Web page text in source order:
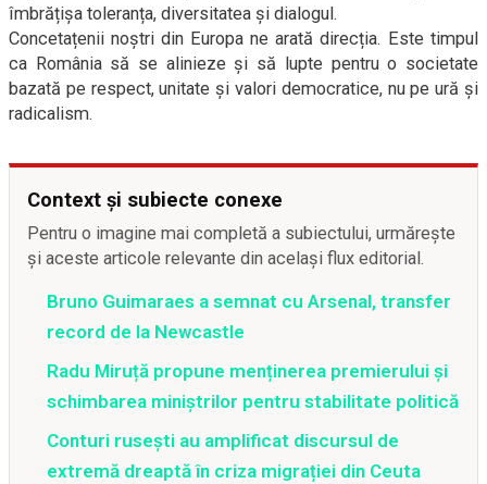
îmbrățișa toleranța, diversitatea și dialogul.
Concetațenii noștri din Europa ne arată direcția. Este timpul
ca România să se alinieze și să lupte pentru o societate
bazată pe respect, unitate și valori democratice, nu pe ură și
radicalism.
Context și subiecte conexe
Pentru o imagine mai completă a subiectului, urmărește
și aceste articole relevante din același flux editorial.
Bruno Guimaraes a semnat cu Arsenal, transfer
record de la Newcastle
Radu Miruță propune menținerea premierului și
schimbarea miniștrilor pentru stabilitate politică
Conturi rusești au amplificat discursul de
extremă dreaptă în criza migrației din Ceuta